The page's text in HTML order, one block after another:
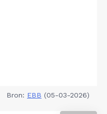
Bron: EBB (05-03-2026)